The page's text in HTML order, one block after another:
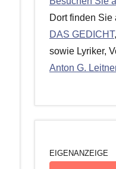
Dort finden Sie
DAS GEDICHT
sowie Lyriker,
Anton G.
EIGENANZEIGE